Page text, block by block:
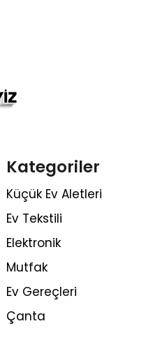
Kategoriler
Küçük Ev Aletleri
Ev Tekstili
Elektronik
Mutfak
Ev Gereçleri
Çanta